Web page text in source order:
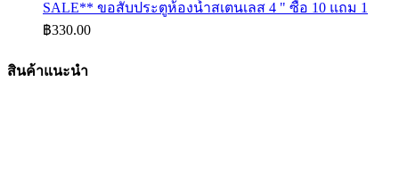
SALE** ขอสับประตูห้องน้ำสเตนเลส 4 " ซื้อ 10 แถม 1
฿330.00
สินค้าแนะนำ